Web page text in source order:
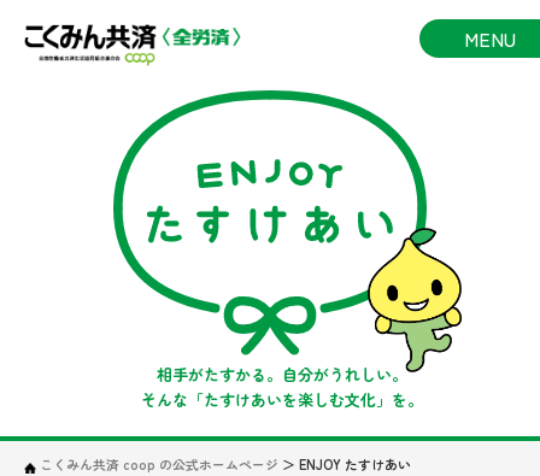
MENU
相手がたすかる。自分がうれしい。
そんな「たすけあいを楽しむ文化」を。
こくみん共済 coop の公式ホームページ ＞ ENJOY たすけあい